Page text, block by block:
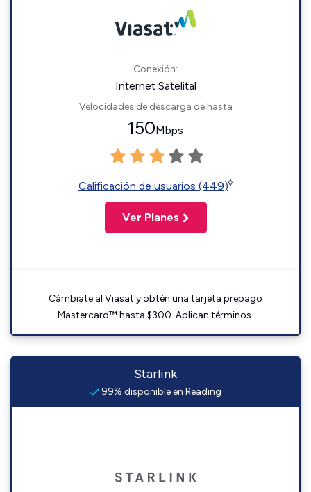
Conexión:
Internet Satelital
Velocidades de descarga de hasta
150Mbps
Calificación de usuarios (449)◊
Ver Planes
Cámbiate al Viasat y obtén una tarjeta prepago
Mastercard™ hasta $300. Aplican términos.
Starlink
99% disponible en Reading